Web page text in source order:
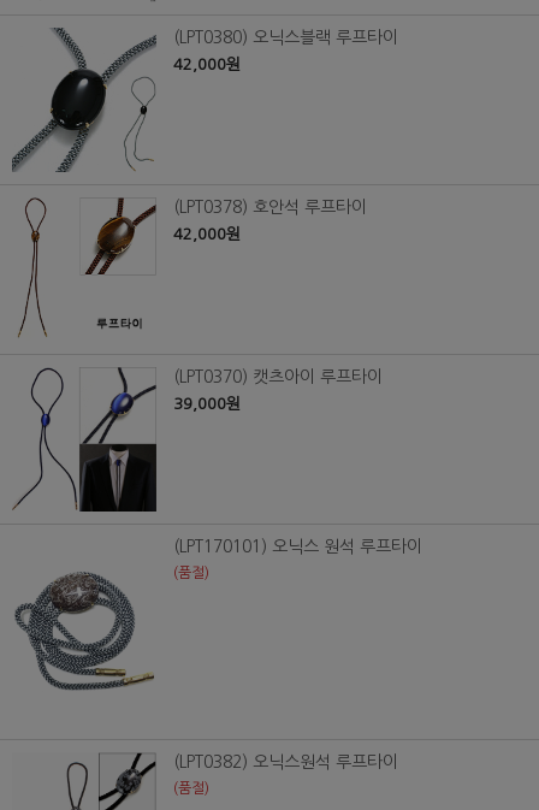
(LPT0380) 오닉스블랙 루프타이
42,000원
(LPT0378) 호안석 루프타이
42,000원
(LPT0370) 캣츠아이 루프타이
39,000원
(LPT170101) 오닉스 원석 루프타이
(품절)
(LPT0382) 오닉스원석 루프타이
(품절)